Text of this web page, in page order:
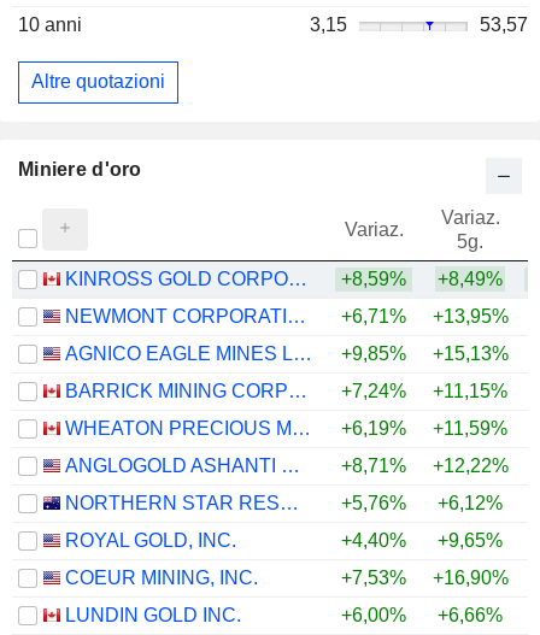
10 anni 3,15 53,57
Altre quotazioni
Miniere d'oro
Variaz.
Variaz.
5g.
KINROSS GOLD CORPORATION +8,59% +8,49%
NEWMONT CORPORATION
+6,71% +13,95%
AGNICO EAGLE MINES LIMITED
+9,85% +15,13%
BARRICK MINING CORPORATION
+7,24% +11,15%
WHEATON PRECIOUS METALS CORP.
+6,19% +11,59%
ANGLOGOLD ASHANTI PLC
+8,71% +12,22%
NORTHERN STAR RESOURCES LIMITED
+5,76% +6,12%
ROYAL GOLD, INC.
+4,40% +9,65%
COEUR MINING, INC.
+7,53% +16,90%
LUNDIN GOLD INC.
+6,00% +6,66%